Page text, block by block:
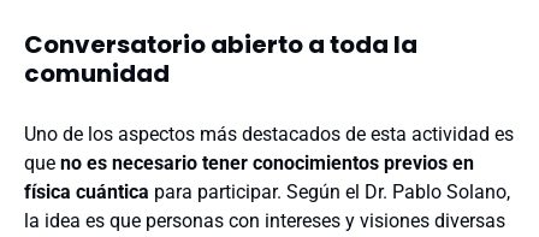
Conversatorio abierto a toda la
comunidad
Uno de los aspectos más destacados de esta actividad es
que no es necesario tener conocimientos previos en
física cuántica para participar. Según el Dr. Pablo Solano,
la idea es que personas con intereses y visiones diversas